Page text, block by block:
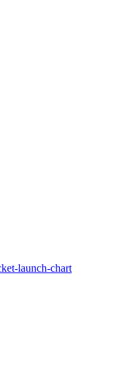
launch-chart